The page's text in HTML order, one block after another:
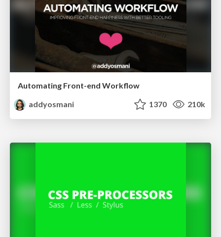
Automating Front-end Workflow
addyosmani
1370 210k